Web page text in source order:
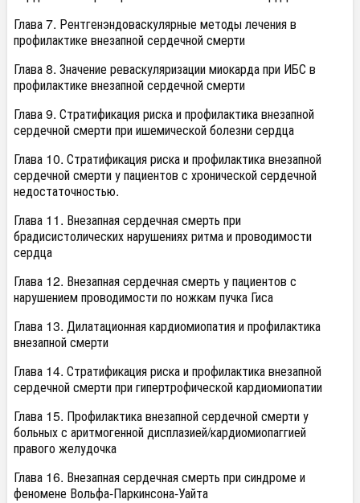
Глава 7. Рентгенэндоваскулярные методы лечения в
профилактике внезапной сердечной смерти
Глава 8. Значение реваскуляризации миокарда при ИБС в
профилактике внезапной сердечной смерти
Глава 9. Стратификация риска и профилактика внезапной
сердечной смерти при ишемической болезни сердца
Глава 10. Стратификация риска и профилактика внезапной
сердечной смерти у пациентов с хронической сердечной
недостаточностью.
Глава 11. Внезапная сердечная смерть при
брадисистолических нарушениях ритма и проводимости
сердца
Глава 12. Внезапная сердечная смерть у пациентов с
нарушением проводимости по ножкам пучка Гиса
Глава 13. Дилатационная кардиомиопатия и профилактика
внезапной смерти
Глава 14. Стратификация риска и профилактика внезапной
сердечной смерти при гипертрофической кардиомиопатии
Глава 15. Профилактика внезапной сердечной смерти у
больных с аритмогенной дисплазией/кардиомиопаггией
правого желудочка
Глава 16. Внезапная сердечная смерть при синдроме и
феномене Вольфа-Паркинсона-Уайта